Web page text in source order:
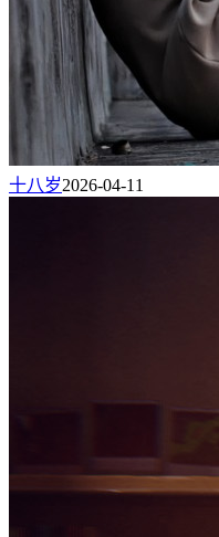
十八岁2026-04-11